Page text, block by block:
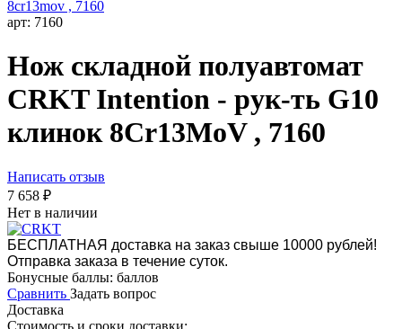
арт: 7160
Нож складной полуавтомат
CRKT Intention - рук-ть G10
клинок 8Cr13MoV , 7160
Написать отзыв
7 658 ₽
Нет в наличии
БЕСПЛАТНАЯ доставка на заказ свыше 10000 рублей!
Отправка заказа в течение суток.
Бонусные баллы: баллов
Сравнить Задать вопрос
Доставка
Стоимость и сроки доставки: